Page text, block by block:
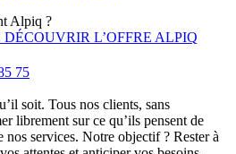
Alpiq ?
DÉCOUVRIR L’OFFRE ALPIQ
75
soit. Tous nos clients, sans
librement sur ce qu’ils pensent de
services. Notre objectif ? Rester à